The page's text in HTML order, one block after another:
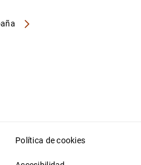
Política de cookies